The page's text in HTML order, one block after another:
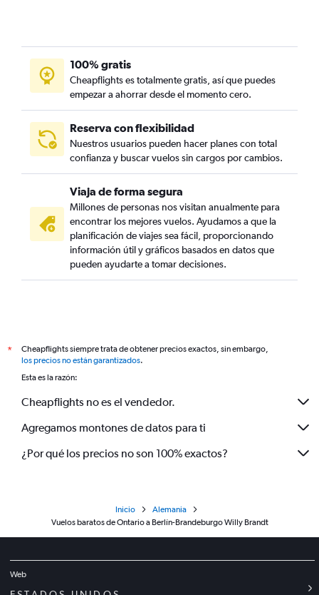
100% gratis
Cheapflights es totalmente gratis, así que puedes
empezar a ahorrar desde el momento cero.
Reserva con flexibilidad
Nuestros usuarios pueden hacer planes con total
confianza y buscar vuelos sin cargos por cambios.
Viaja de forma segura
Millones de personas nos visitan anualmente para
encontrar los mejores vuelos. Ayudamos a que la
planificación de viajes sea fácil, proporcionando
información útil y gráficos basados en datos que
pueden ayudarte a tomar decisiones.
*
Cheapflights siempre trata de obtener precios exactos, sin embargo,
los precios no están garantizados.
Esta es la razón:
Cheapflights no es el vendedor.
Agregamos montones de datos para ti
¿Por qué los precios no son 100% exactos?
Inicio
Alemania
Vuelos baratos de Ontario a Berlín-Brandeburgo Willy Brandt
Web